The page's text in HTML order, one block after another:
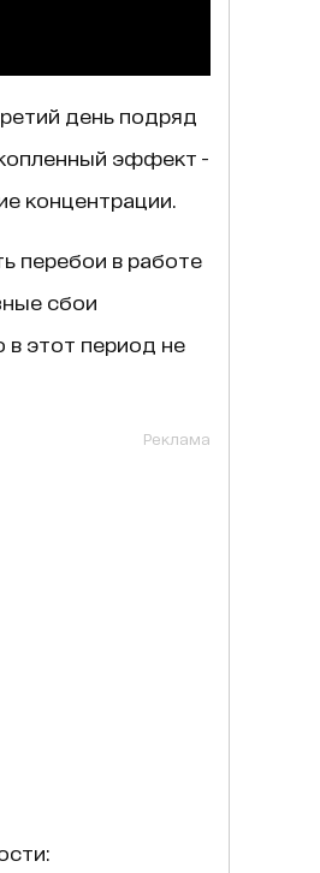
день подряд
эффект -
концентрации.
перебои в работе
сбои
этот период не
Реклама